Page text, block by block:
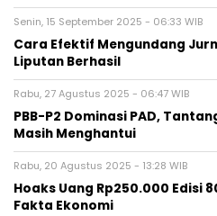
Senin, 15 September 2025 - 06:33 WIB
Cara Efektif Mengundang
Liputan Berhasil
Rabu, 27 Agustus 2025 - 06:47 WIB
PBB-P2 Dominasi PAD,
Masih Menghantui
Rabu, 20 Agustus 2025 - 13:28 WIB
Hoaks Uang Rp250.000 Edisi
Fakta Ekonomi